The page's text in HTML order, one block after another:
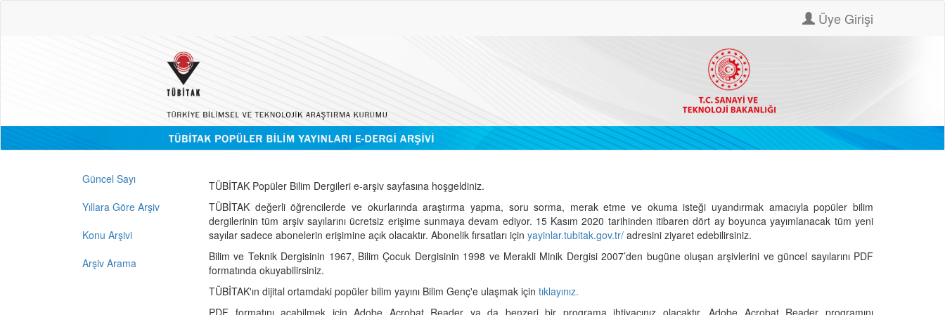
Üye Girişi
Güncel Sayı
Yıllara Göre Arşiv
Konu Arşivi
Arşiv Arama
TÜBİTAK Popüler Bilim Dergileri e-arşiv sayfasına hoşgeldiniz.
TÜBİTAK değerli öğrencilerde ve okurlarında araştırma yapma, soru sorma, merak etme ve okuma isteği uyandırmak amacıyla popüler bilim
dergilerinin tüm arşiv sayılarını ücretsiz erişime sunmaya devam ediyor. 15 Kasım 2020 tarihinden itibaren dört ay boyunca yayımlanacak tüm yeni
sayılar sadece abonelerin erişimine açık olacaktır. Abonelik fırsatları için yayinlar.tubitak.gov.tr/ adresini ziyaret edebilirsiniz.
Bilim ve Teknik Dergisinin 1967, Bilim Çocuk Dergisinin 1998 ve Merakli Minik Dergisi 2007’den bugüne oluşan arşivlerini ve güncel sayılarını PDF
formatında okuyabilirsiniz.
TÜBİTAK'ın dijital ortamdaki popüler bilim yayını Bilim Genç'e ulaşmak için tıklayınız.
PDF formatını açabilmek için Adobe Acrobat Reader ya da benzeri bir programa ihtiyacınız olacaktır. Adobe Acrobat Reader programını